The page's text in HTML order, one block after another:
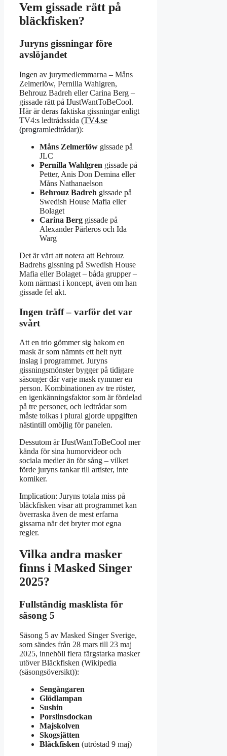
Vem gissade rätt på
bläckfisken?
Juryns gissningar före
avslöjandet
Ingen av jurymedlemmarna – Måns
Zelmerlöw, Pernilla Wahlgren,
Behrouz Badreh eller Carina Berg –
gissade rätt på IJustWantToBeCool.
Här är deras faktiska gissningar enligt
TV4:s ledtrådssida (TV4.se
(programledtrådar)):
Måns Zelmerlöw gissade på
JLC
Pernilla Wahlgren gissade på
Petter, Anis Don Demina eller
Måns Nathanaelson
Behrouz Badreh gissade på
Swedish House Mafia eller
Bolaget
Carina Berg gissade på
Alexander Pärleros och Ida
Warg
Det är värt att notera att Behrouz
Badrehs gissning på Swedish House
Mafia eller Bolaget – båda grupper –
kom närmast i koncept, även om han
gissade fel akt.
Ingen träff – varför det var
svårt
Att en trio gömmer sig bakom en
mask är som nämnts ett helt nytt
inslag i programmet. Juryns
gissningsmönster bygger på tidigare
säsonger där varje mask rymmer en
person. Kombinationen av tre röster,
en igenkänningsfaktor som är fördelad
på tre personer, och ledtrådar som
måste tolkas i plural gjorde uppgiften
nästintill omöjlig för panelen.
Dessutom är IJustWantToBeCool mer
kända för sina humorvideor och
sociala medier än för sång – vilket
förde juryns tankar till artister, inte
komiker.
Implication: Juryns totala miss på
bläckfisken visar att programmet kan
överraska även de mest erfarna
gissarna när det bryter mot egna
regler.
Vilka andra masker
finns i Masked Singer
2025?
Fullständig masklista för
säsong 5
Säsong 5 av Masked Singer Sverige,
som sändes från 28 mars till 23 maj
2025, innehöll flera färgstarka masker
utöver Bläckfisken (Wikipedia
(säsongsöversikt)):
Sengångaren
Glödlampan
Sushin
Porslinsdockan
Majskolven
Skogsjätten
Bläckfisken (utröstad 9 maj)